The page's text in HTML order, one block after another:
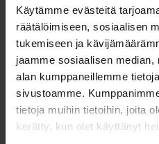
Käytämme evästeitä
räätälöimiseen, sosiaalisen
tukemiseen ja
jaamme sosiaalisen
alan kumppaneillemme
sivustoamme.
tietoja muihin tietoihin, joita
kerätty, kun olet käyttänyt
katkoa. Kaikki tämä
toteaa.
Myös kolmansille
purkumateriaalin säilytys
siirtyminen on huomattu